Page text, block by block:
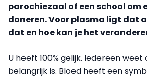
parochiezaal of een school om
doneren. Voor plasma ligt dat
dat en hoe kan je het
U heeft 100% gelijk. Iedereen
belangrijk is. Bloed heeft een